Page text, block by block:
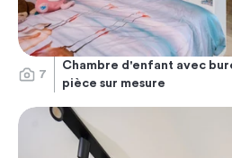
7
Chambre d'enfant avec
pièce sur mesure